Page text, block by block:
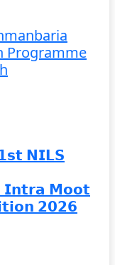
Programme
𝗡𝗜𝗟𝗦
𝗠𝗼𝗼𝘁
𝟮𝟬𝟮𝟲